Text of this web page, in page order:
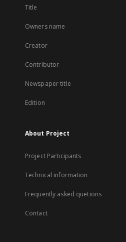
Title
Owners name
Creator
Contributor
Newspaper title
Edition
About Project
Project Participants
Technical information
Frequently asked quetions
Contact